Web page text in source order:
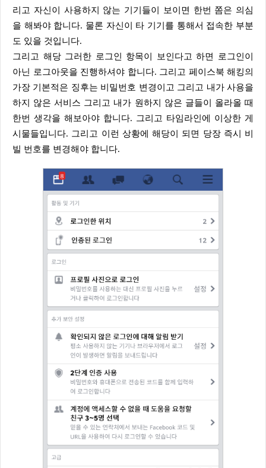
리고 자신이 사용하지 않는 기기들이 보이면 한번 쫌은 의심
을 해봐야 합니다. 물론 자신이 타 기기를 통해서 접속한 부분
도 있을 것입니다.
그리고 해당 그러한 로그인 항목이 보인다고 하면 로그인이
아닌 로그아웃을 진행하셔야 합니다. 그리고 페이스북 해킹의
가장 기본적은 징후는 비밀번호 변경이고 그리고 내가 사용을
하지 않은 서비스 그리고 내가 원하지 않은 글들이 올라올 때
한번 생각을 해보아야 합니다. 그리고 타임라인에 이상한 게
시물들입니다. 그리고 이런 상황에 해당이 되면 당장 즉시 비
빌 번호를 변경해야 합니다.